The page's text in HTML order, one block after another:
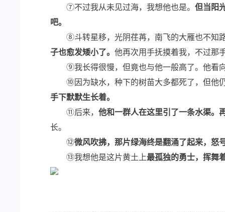
⑦不过我从未见过海，我想他也是。 但当阳
吧。
⑧斗转星移，光阴荏苒，南飞的大雁也不知
子也愈发矮小了。 他再次用手抚摸着我，不过那
⑨我长得很慢，但竟也与他一般高了。他看向
⑩因为缺水，种下的树苗大多都死了，但他
手下默默生长着。
⑪后来， 他和一群人在这里引了一条水渠。
长。
⑫微风吹拂，那片绿海终是翻涌了起来，
⑬我想他是这片黄土上最孤独的勇士，挥舞